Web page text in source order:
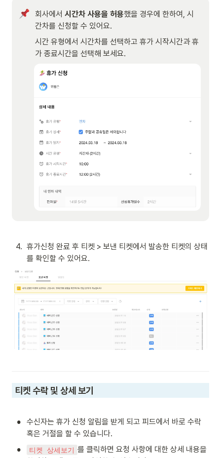
회사에서 시간차 사용을 허용했을 경우에 한하여, 시
간차를 신청할 수 있어요.
시간 유형에서 시간차를 선택하고 휴가 시작시간과 휴
가 종료시간을 선택해 보세요.
4. 휴가신청 완료 후 티켓 > 보낸 티켓에서 발송한 티켓의 상태
를 확인할 수 있어요.
티켓 수락 및 상세 보기
•
수신자는 휴가 신청 알림을 받게 되고 피드에서 바로 수락
혹은 거절을 할 수 있습니다.
• 티켓 상세보기 를 클릭하면 요청 사항에 대한 상세 내용을